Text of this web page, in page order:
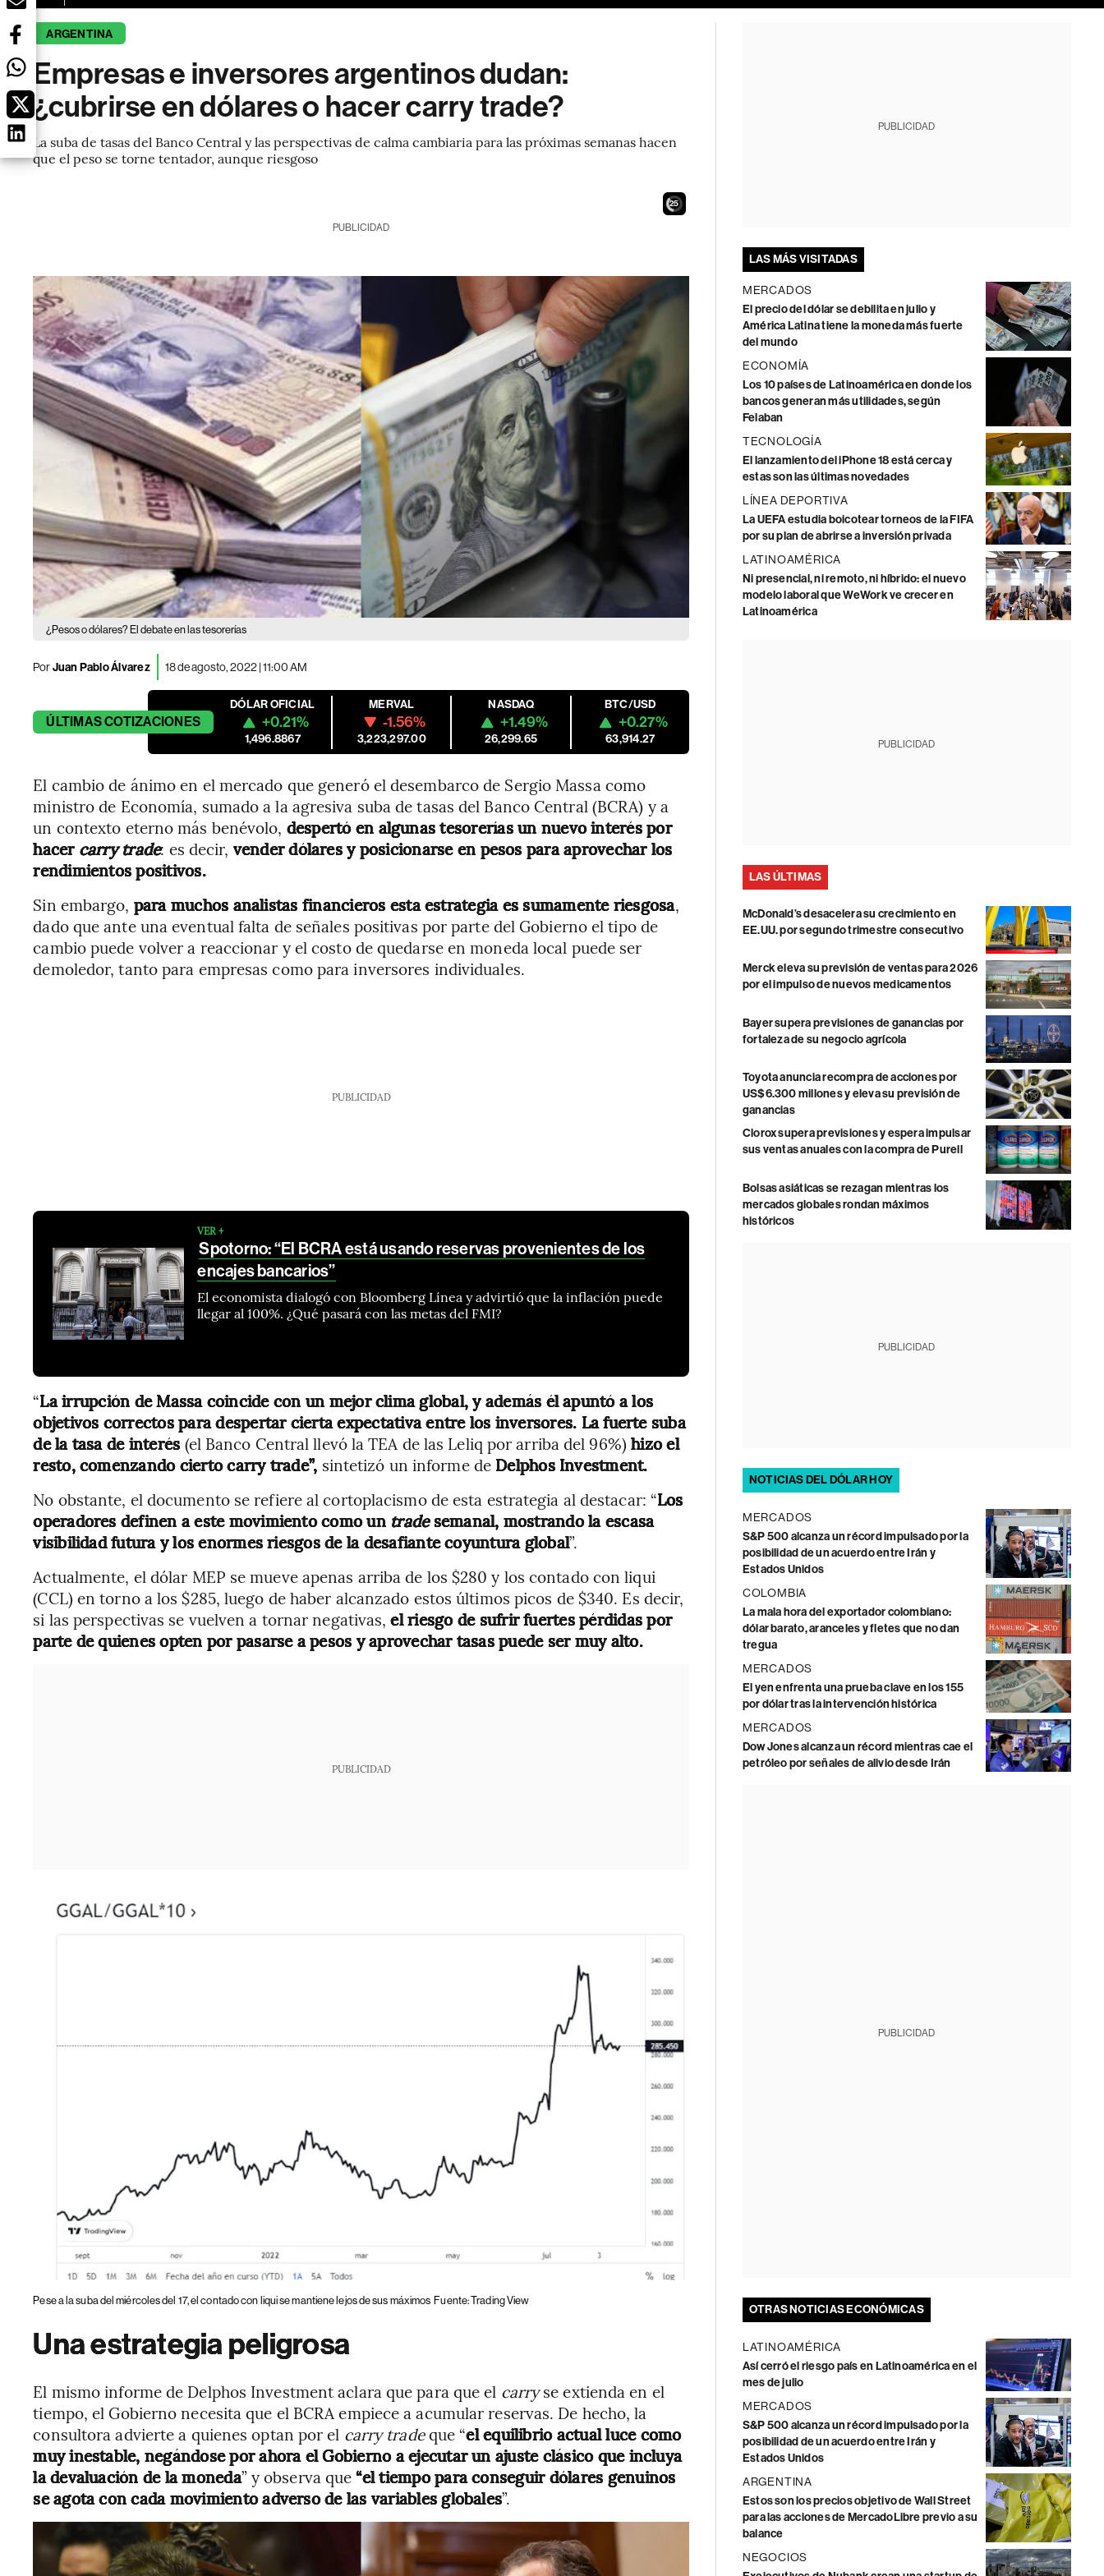
ARGENTINA
Empresas e inversores argentinos dudan:
¿cubrirse en dólares o hacer carry trade?
La suba de tasas del Banco Central y las perspectivas de calma cambiaria para las próximas semanas hacen
que el peso se torne tentador, aunque riesgoso
24
PUBLICIDAD
¿Pesos o dólares? El debate en las tesorerías
PorJuan Pablo Álvarez 18 de agosto, 2022 | 11:00 AM
ÚLTIMASCOTIZACIONES
DÓLAR OFICIAL
+0.21%
1,496.8867
MERVAL
-1.56%
3,223,297.00
NASDAQ
+1.49%
26,299.65
BTC/USD
+0.27%
63,914.27
El cambio de ánimo en el mercado que generó el desembarco de Sergio Massa como
ministro de Economía, sumado a la agresiva suba de tasas del Banco Central (BCRA) y a
un contexto eterno más benévolo, despertó en algunas tesorerías un nuevo interés por
hacer carry trade: es decir, vender dólares y posicionarse en pesos para aprovechar los
rendimientos positivos.
Sin embargo, para muchos analistas financieros esta estrategia es sumamente riesgosa,
dado que ante una eventual falta de señales positivas por parte del Gobierno el tipo de
cambio puede volver a reaccionar y el costo de quedarse en moneda local puede ser
demoledor, tanto para empresas como para inversores individuales.
PUBLICIDAD
VER +
Spotorno: “El BCRA está usando reservas provenientes de los
encajes bancarios”
El economista dialogó con Bloomberg Línea y advirtió que la inflación puede
llegar al 100%. ¿Qué pasará con las metas del FMI?
“La irrupción de Massa coincide con un mejor clima global, y además él apuntó a los
objetivos correctos para despertar cierta expectativa entre los inversores. La fuerte suba
de la tasa de interés (el Banco Central llevó la TEA de las Leliq por arriba del 96%) hizo el
resto, comenzando cierto carry trade”, sintetizó un informe de Delphos Investment.
No obstante, el documento se refiere al cortoplacismo de esta estrategia al destacar: “Los
operadores definen a este movimiento como un tradesemanal, mostrando la escasa
visibilidad futura y los enormes riesgos de la desafiante coyuntura global”.
Actualmente, el dólar MEP se mueve apenas arriba de los $280 y los contado con liqui
(CCL) en torno a los $285, luego de haber alcanzado estos últimos picos de $340. Es decir,
si las perspectivas se vuelven a tornar negativas,el riesgo de sufrir fuertes pérdidas por
parte de quienes opten por pasarse a pesos y aprovechar tasas puede ser muy alto.
PUBLICIDAD
Pese a la suba del miércoles del 17, el contado con liqui se mantiene lejos de sus máximos Fuente: Trading View
Una estrategia peligrosa
El mismo informe de Delphos Investment aclara que para que el carryse extienda en el
tiempo, el Gobierno necesita que el BCRA empiece a acumular reservas. De hecho, la
consultora advierte a quienes optan por el carry tradeque “el equilibrio actual luce como
muy inestable, negándose por ahora el Gobierno a ejecutar un ajuste clásico que incluya
la devaluación de la moneda” y observa que“el tiempo para conseguir dólares genuinos
se agota con cada movimiento adverso de las variables globales”.
PUBLICIDAD
LAS MÁS VISITADAS
MERCADOS
El precio del dólar se debilita en julio y
América Latina tiene la moneda más fuerte
del mundo
ECONOMÍA
Los 10 países de Latinoamérica en donde los
bancos generan más utilidades, según
Felaban
TECNOLOGÍA
El lanzamiento del iPhone 18 está cerca y
estas son las últimas novedades
LÍNEA DEPORTIVA
La UEFA estudia boicotear torneos de la FIFA
por su plan de abrirse a inversión privada
LATINOAMÉRICA
Ni presencial, ni remoto, ni híbrido: el nuevo
modelo laboral que WeWork ve crecer en
Latinoamérica
PUBLICIDAD
LAS ÚLTIMAS
McDonald’s desacelera su crecimiento en
EE.UU. por segundo trimestre consecutivo
Merck eleva su previsión de ventas para 2026
por el impulso de nuevos medicamentos
Bayer supera previsiones de ganancias por
fortaleza de su negocio agrícola
Toyota anuncia recompra de acciones por
US$6.300 millones y eleva su previsión de
ganancias
Clorox supera previsiones y espera impulsar
sus ventas anuales con la compra de Purell
Bolsas asiáticas se rezagan mientras los
mercados globales rondan máximos
históricos
PUBLICIDAD
NOTICIAS DEL DÓLAR HOY
MERCADOS
S&P 500 alcanza un récord impulsado por la
posibilidad de un acuerdo entre Irán y
Estados Unidos
COLOMBIA
La mala hora del exportador colombiano:
dólar barato, aranceles y fletes que no dan
tregua
MERCADOS
El yen enfrenta una prueba clave en los 155
por dólar tras la intervención histórica
MERCADOS
Dow Jones alcanza un récord mientras cae el
petróleo por señales de alivio desde Irán
PUBLICIDAD
OTRAS NOTICIAS ECONÓMICAS
LATINOAMÉRICA
Así cerró el riesgo país en Latinoamérica en el
mes de julio
MERCADOS
S&P 500 alcanza un récord impulsado por la
posibilidad de un acuerdo entre Irán y
Estados Unidos
ARGENTINA
Estos son los precios objetivo de Wall Street
para las acciones de MercadoLibre previo a su
balance
NEGOCIOS